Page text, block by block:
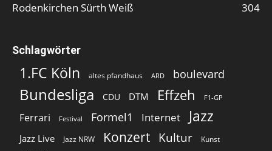
Rodenkirchen Sürth Weiß
304
Schlagwörter
1.FC Köln altes pfandhaus ARD boulevard
Bundesliga CDU DTM Effzeh F1-GP
Ferrari Festival Formel1 Internet Jazz
Jazz Live Jazz NRW Konzert Kultur Kunst